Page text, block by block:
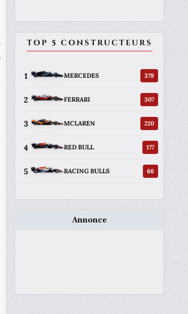
TOP 5 CONSTRUCTEURS
1 MERCEDES 379
2 FERRARI 307
3 MCLAREN 220
4 RED BULL 177
5 RACING BULLS 66
Annonce